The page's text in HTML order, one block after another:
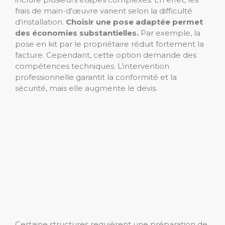
frais de main-d’œuvre varient selon la difficulté
d’installation. Choisir une pose adaptée permet
des économies substantielles. Par exemple, la
pose en kit par le propriétaire réduit fortement la
facture. Cependant, cette option demande des
compétences techniques. L’intervention
professionnelle garantit la conformité et la
sécurité, mais elle augmente le devis.